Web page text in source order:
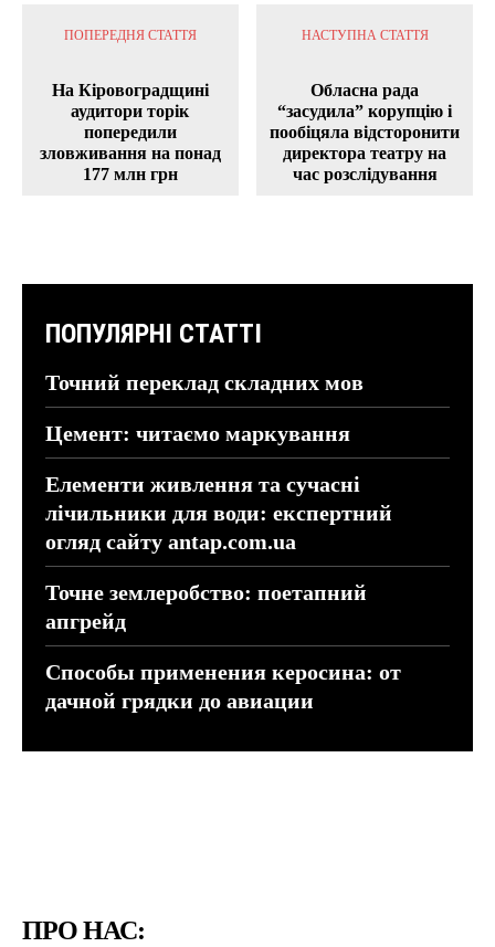
ПОПЕРЕДНЯ СТАТТЯ
На Кіровоградщині
аудитори торік
попередили
зловживання на понад
177 млн грн
НАСТУПНА СТАТТЯ
Обласна рада
“засудила” корупцію і
пообіцяла відсторонити
директора театру на
час розслідування
ПОПУЛЯРНІ СТАТТІ
Точний переклад складних мов
Цемент: читаємо маркування
Елементи живлення та сучасні
лічильники для води: експертний
огляд сайту antap.com.ua
Точне землеробство: поетапний
апгрейд
Способы применения керосина: от
дачной грядки до авиации
ПРО НАС: